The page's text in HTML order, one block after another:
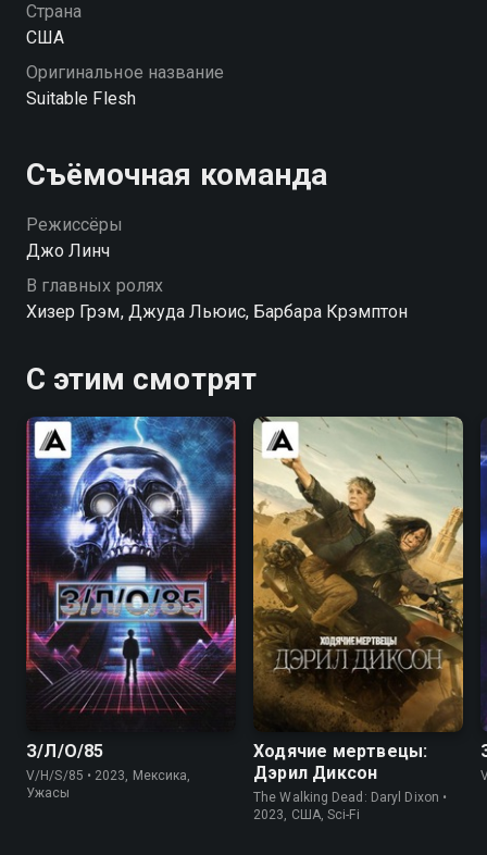
Страна
США
Оригинальное название
Suitable Flesh
Съёмочная команда
Режиссёры
Джо Линч
В главных ролях
Хизер Грэм, Джуда Льюис, Барбара Крэмптон
С этим смотрят
5.7 5.6
З/Л/О/85
V/H/S/85 • 2023, Мексика,
Ужасы
7.9 7.5
Ходячие мертвецы:
Дэрил Диксон
The Walking Dead: Daryl Dixon •
2023, США, Sci-Fi